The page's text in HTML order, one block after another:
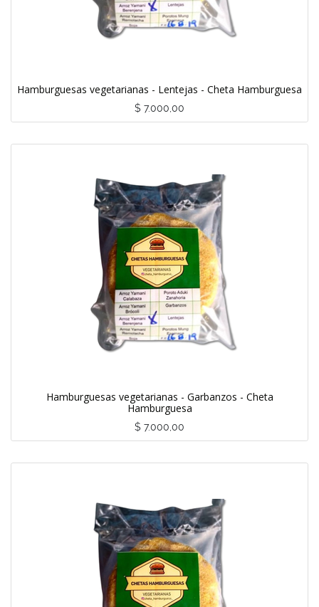
Hamburguesas vegetarianas - Lentejas - Cheta Hamburguesa
$ 7.000,00
Hamburguesas vegetarianas - Garbanzos - Cheta
Hamburguesa
$ 7.000,00